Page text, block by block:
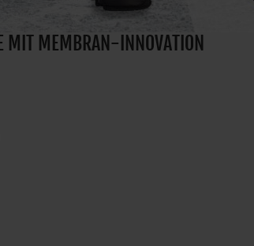
MIT MEMBRAN-INNOVATION